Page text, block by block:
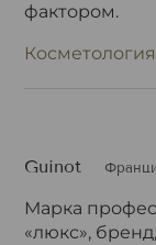
фактором.
Косметология
Guinot
Марка
«люкс»,